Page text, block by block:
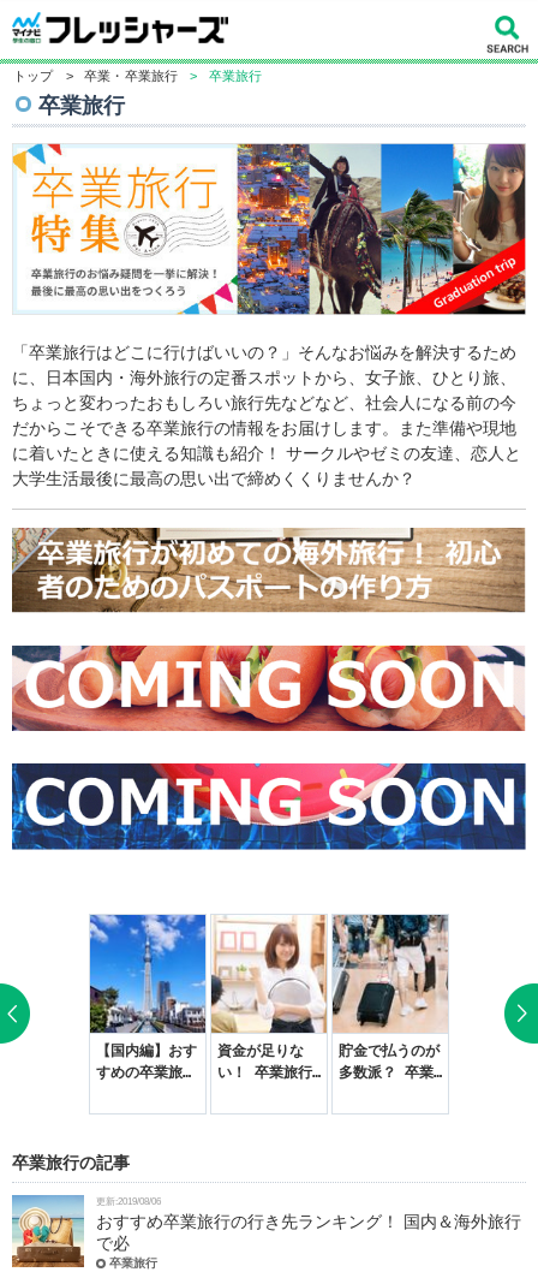
トップ > 卒業・卒業旅行 > 卒業旅行
卒業旅行
「卒業旅行はどこに行けばいいの？」そんなお悩みを解決するため
に、日本国内・海外旅行の定番スポットから、女子旅、ひとり旅、
ちょっと変わったおもしろい旅行先などなど、社会人になる前の今
だからこそできる卒業旅行の情報をお届けします。また準備や現地
に着いたときに使える知識も紹介！ サークルやゼミの友達、恋人と
大学生活最後に最高の思い出で締めくくりませんか？
【国内編】おす
すめの卒業旅行
コツ 一生の思
資金が足りな
い！ 卒業旅行
のシフトを増や
貯金で払うのが
多数派？ 卒業
に用意してもら
卒業旅行の記事
更新:2019/08/06
おすすめ卒業旅行の行き先ランキング！ 国内＆海外旅行
で必
卒業旅行